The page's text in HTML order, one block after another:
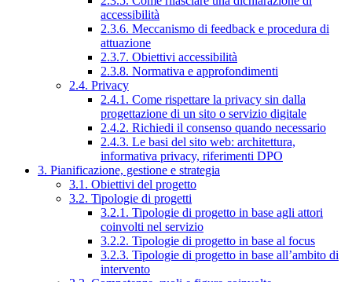
accessibilità
2.3.6. Meccanismo di feedback e procedura di
attuazione
2.3.7. Obiettivi accessibilità
2.3.8. Normativa e approfondimenti
2.4. Privacy
2.4.1. Come rispettare la privacy sin dalla
progettazione di un sito o servizio digitale
2.4.2. Richiedi il consenso quando necessario
2.4.3. Le basi del sito web: architettura,
informativa privacy, riferimenti DPO
3. Pianificazione, gestione e strategia
3.1. Obiettivi del progetto
3.2. Tipologie di progetti
3.2.1. Tipologie di progetto in base agli attori
coinvolti nel servizio
3.2.2. Tipologie di progetto in base al focus
3.2.3. Tipologie di progetto in base all’ambito di
intervento